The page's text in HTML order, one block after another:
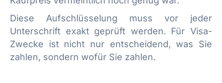
Diese Aufschlüsselung muss vor jeder
Unterschrift exakt geprüft werden. Für Visa-
Zwecke ist nicht nur entscheidend, was Sie
zahlen, sondern wofür Sie zahlen.